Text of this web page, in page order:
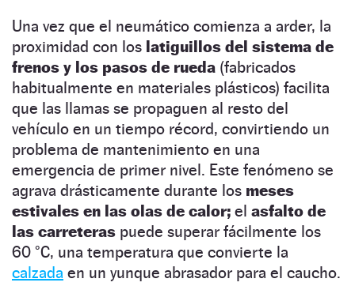
Una vez que el neumático comienza a arder, la
proximidad con los latiguillos del sistema de
frenos y los pasos de rueda (fabricados
habitualmente en materiales plásticos) facilita
que las llamas se propaguen al resto del
vehículo en un tiempo récord, convirtiendo un
problema de mantenimiento en una
emergencia de primer nivel. Este fenómeno se
agrava drásticamente durante los meses
estivales en las olas de calor; el asfalto de
las carreteras puede superar fácilmente los
60 °C, una temperatura que convierte la
calzada en un yunque abrasador para el caucho.